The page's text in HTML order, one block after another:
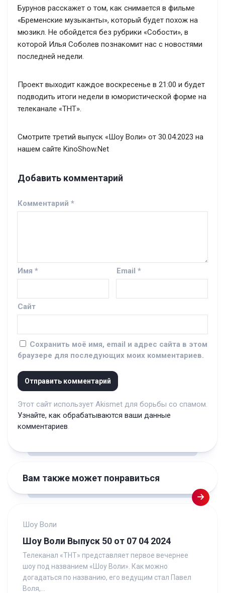
Бурунов расскажет о том, как снимается в фильме
«Бременские музыканты», который будет похож на
мюзикл. Не обойдется без рубрики «Собости», в
которой Илья Соболев познакомит нас с новостями
последней недели.
Проект выходит каждое воскресенье в 21:00 и будет
подводить итоги недели в юмористической форме на
телеканале «ТНТ».
Смотрите третий выпуск «Шоу Воли» от 30.04.2023 на
нашем сайте KinoShow.Net
Добавить комментарий
Комментарий *
Имя * Email *
Сайт
Сохранить моё имя, email и адрес сайта в этом
браузере для последующих моих комментариев.
Этот сайт использует Akismet для борьбы со спамом.
Узнайте, как обрабатываются ваши данные
комментариев.
Вам также может понравиться
Шоу Воли
Шоу Воли Выпуск 50 от 07 04 2024
Телеканал «ТНТ» представляет первое вечернее
шоу под названием «Шоу Воли». Как можно
догадаться по названию, его ведущим стал Павел
Воля,...